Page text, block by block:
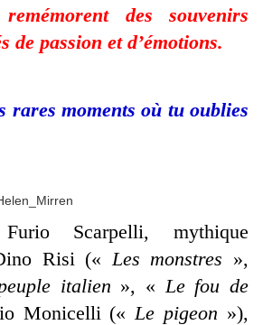
des souvenirs
de passion et d’émotions.
rares moments où tu oublies
Scarpelli, mythique
Risi (« Les monstres »,
italien », « Le fou de
Monicelli (« Le pigeon »),